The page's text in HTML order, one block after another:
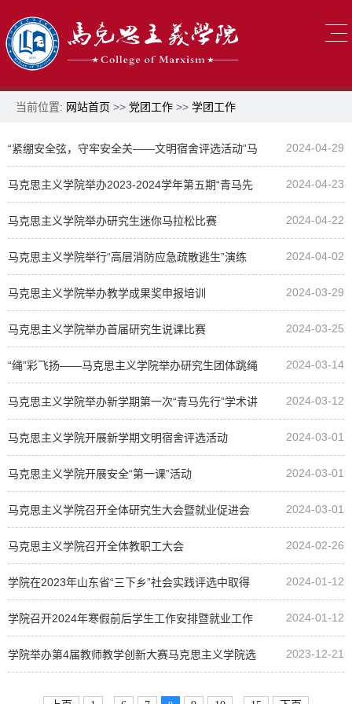
当前位置: 网站首页 >> 党团工作 >> 学团工作
“紧绷安全弦，守牢安全关——文明宿舍评选活动”马
克思主义学院
2024-04-29
马克思主义学院举办2023-2024学年第五期“青马先
行”学术讲坛
2024-04-23
马克思主义学院举办研究生迷你马拉松比赛 2024-04-22
马克思主义学院举行“高层消防应急疏散逃生”演练 2024-04-02
马克思主义学院举办教学成果奖申报培训 2024-03-29
马克思主义学院举办首届研究生说课比赛 2024-03-25
“绳”彩飞扬——马克思主义学院举办研究生团体跳绳
比赛
2024-03-14
马克思主义学院举办新学期第一次“青马先行”学术讲
坛
2024-03-12
马克思主义学院开展新学期文明宿舍评选活动 2024-03-01
马克思主义学院开展安全“第一课”活动 2024-03-01
马克思主义学院召开全体研究生大会暨就业促进会 2024-03-01
马克思主义学院召开全体教职工大会 2024-02-26
学院在2023年山东省“三下乡”社会实践评选中取得
佳绩
2024-01-12
学院召开2024年寒假前后学生工作安排暨就业工作
会
2024-01-12
学院举办第4届教师教学创新大赛马克思主义学院选 2023-12-21